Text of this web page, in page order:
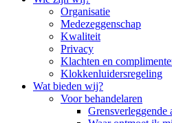
Organisatie
Medezeggenschap
Kwaliteit
Privacy
Klachten en
Klokkenluidersregeling
Wat bieden wij?
Voor behandelaren
Grensverleggende